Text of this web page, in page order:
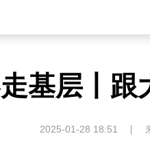
基层丨跟
2025-01-28 18:51